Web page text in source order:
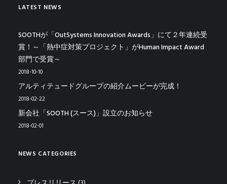
LATEST NEWS
SOOTHが「OutSystems Innovation Awards」にて２年連続受
賞！～「熱中症対策プロジェクト」がHuman Impact Award
部門で受賞～
2018-10-10
アルティテュードグループの紹介ムービーが完成！
2018-02-22
新会社「SOOTH (スース)」設立のお知らせ
2018-02-01
NEWS CATEGORIES